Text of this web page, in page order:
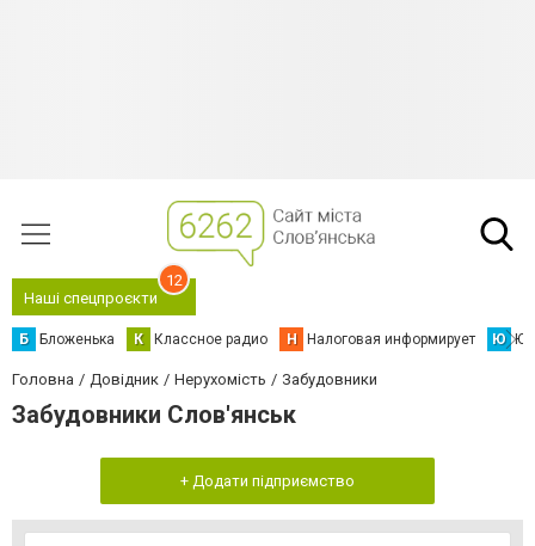
Наші спецпроєкти
12
Б Бложенька К Классное радио Н Налоговая информирует Ю
Головна Довідник Нерухомість Забудовники
Забудовники Слов'янськ
+ Додати підприємство